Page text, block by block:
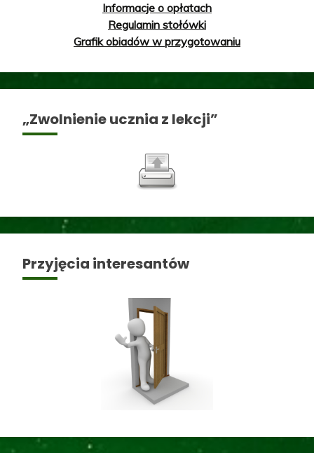
Informacje o opłatach
Regulamin stołówki
Grafik obiadów w przygotowaniu
„Zwolnienie ucznia z lekcji”
Przyjęcia interesantów